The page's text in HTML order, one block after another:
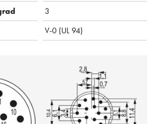
3
V-0 (UL 94)